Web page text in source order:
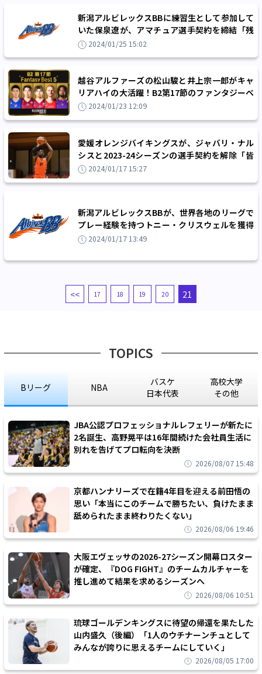
新潟アルビレックスBBに練習生として参加して
いた保泉遼が、アマチュア選手契約を締結「残
りのシーズン全力を尽くします」
2024/01/25 15:02
越谷アルファーズの松山駿と井上宗一郎がキャ
リアハイの大活躍！B2第17節のファンタジーベ
スト52024/01/23 12:09
愛媛オレンジバイキングスが、ジャバリ・ナル
シスと2023-24シーズンの選手契約を解除「皆
さんの活躍を祈念します」
2024/01/17 15:27
新潟アルビレックスBBが、世界各地のリーグで
プレー経験を持つトニー・クリスウェルを獲得
「プレーオフ進出を目指していきます」
2024/01/17 13:49
<< 17 18 19 20 21
TOPICS
Bリーグ NBA
バスケ
日本代表
高校大学
その他
JBA公認プロフェッショナルレフェリーが新たに
2名誕生、高野晃平は16年間続けた会社員生活に
別れを告げてプロ転向を決断
2026/08/07 15:48
京都ハンナリーズで在籍4年目を迎える前田悟の
思い「本当にこのチームで勝ちたい、負けたまま
舐められたまま終わりたくない」
2026/08/06 19:46
大阪エヴェッサの2026-27シーズン開幕ロスター
が確定、『DOG FIGHT』のチームカルチャーを
推し進めて結果を求めるシーズンへ
2026/08/06 10:51
琉球ゴールデンキングスに待望の帰還を果たした
山内盛久（後編）「1人のウチナーンチュとして
みんなが誇りに思えるチームにしていく」
2026/08/05 17:00